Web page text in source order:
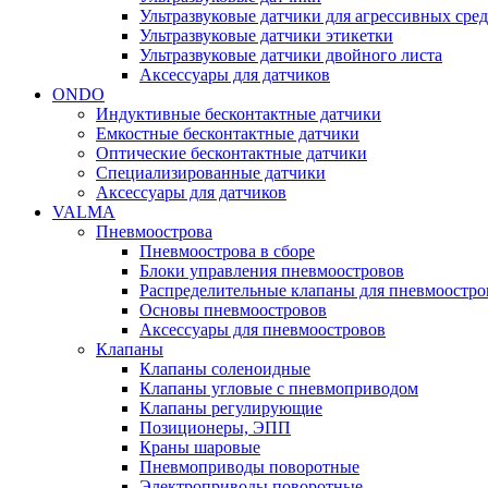
Ультразвуковые датчики для агрессивных сред
Ультразвуковые датчики этикетки
Ультразвуковые датчики двойного листа
Аксессуары для датчиков
ONDO
Индуктивные бесконтактные датчики
Емкостные бесконтактные датчики
Оптические бесконтактные датчики
Специализированные датчики
Аксессуары для датчиков
VALMA
Пневмоострова
Пневмоострова в сборе
Блоки управления пневмоостровов
Распределительные клапаны для
Основы пневмоостровов
Аксессуары для пневмоостровов
Клапаны
Клапаны соленоидные
Клапаны угловые с пневмоприводом
Клапаны регулирующие
Позиционеры, ЭПП
Краны шаровые
Пневмоприводы поворотные